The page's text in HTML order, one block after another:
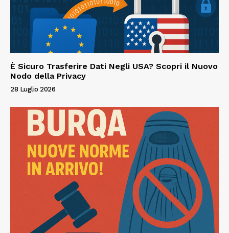
È Sicuro Trasferire Dati Negli USA? Scopri il Nuovo
Nodo della Privacy
28 Luglio 2026